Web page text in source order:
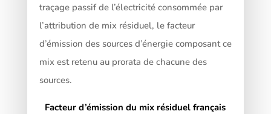
traçage passif de l’électricité consommée par
l’attribution de mix résiduel, le facteur
d’émission des sources d’énergie composant ce
mix est retenu au prorata de chacune des
sources.
Facteur d’émission du mix résiduel français